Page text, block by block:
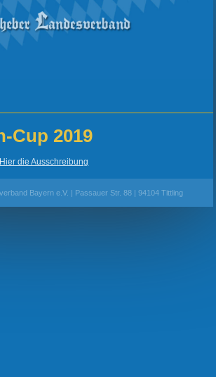
Cup 2019
die Ausschreibung
Bayern e.V. | Passauer Str. 88 | 94104 Tittling